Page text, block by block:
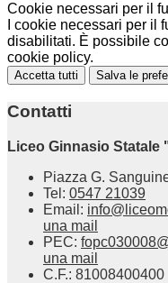
Cookie necessari per il
I cookie necessari per il
disabilitati. È possibile
cookie policy.
Accetta tutti Salva le
Contatti
Liceo Ginnasio Statale
Piazza G.
Tel: 0547 21039
Email:
una mail
PEC:
una mail
C.F.: 81008400400